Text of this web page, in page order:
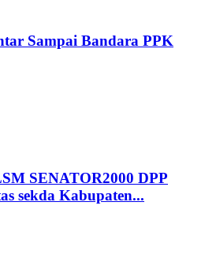
Sampai Bandara PPK
SENATOR2000 DPP
sekda Kabupaten...